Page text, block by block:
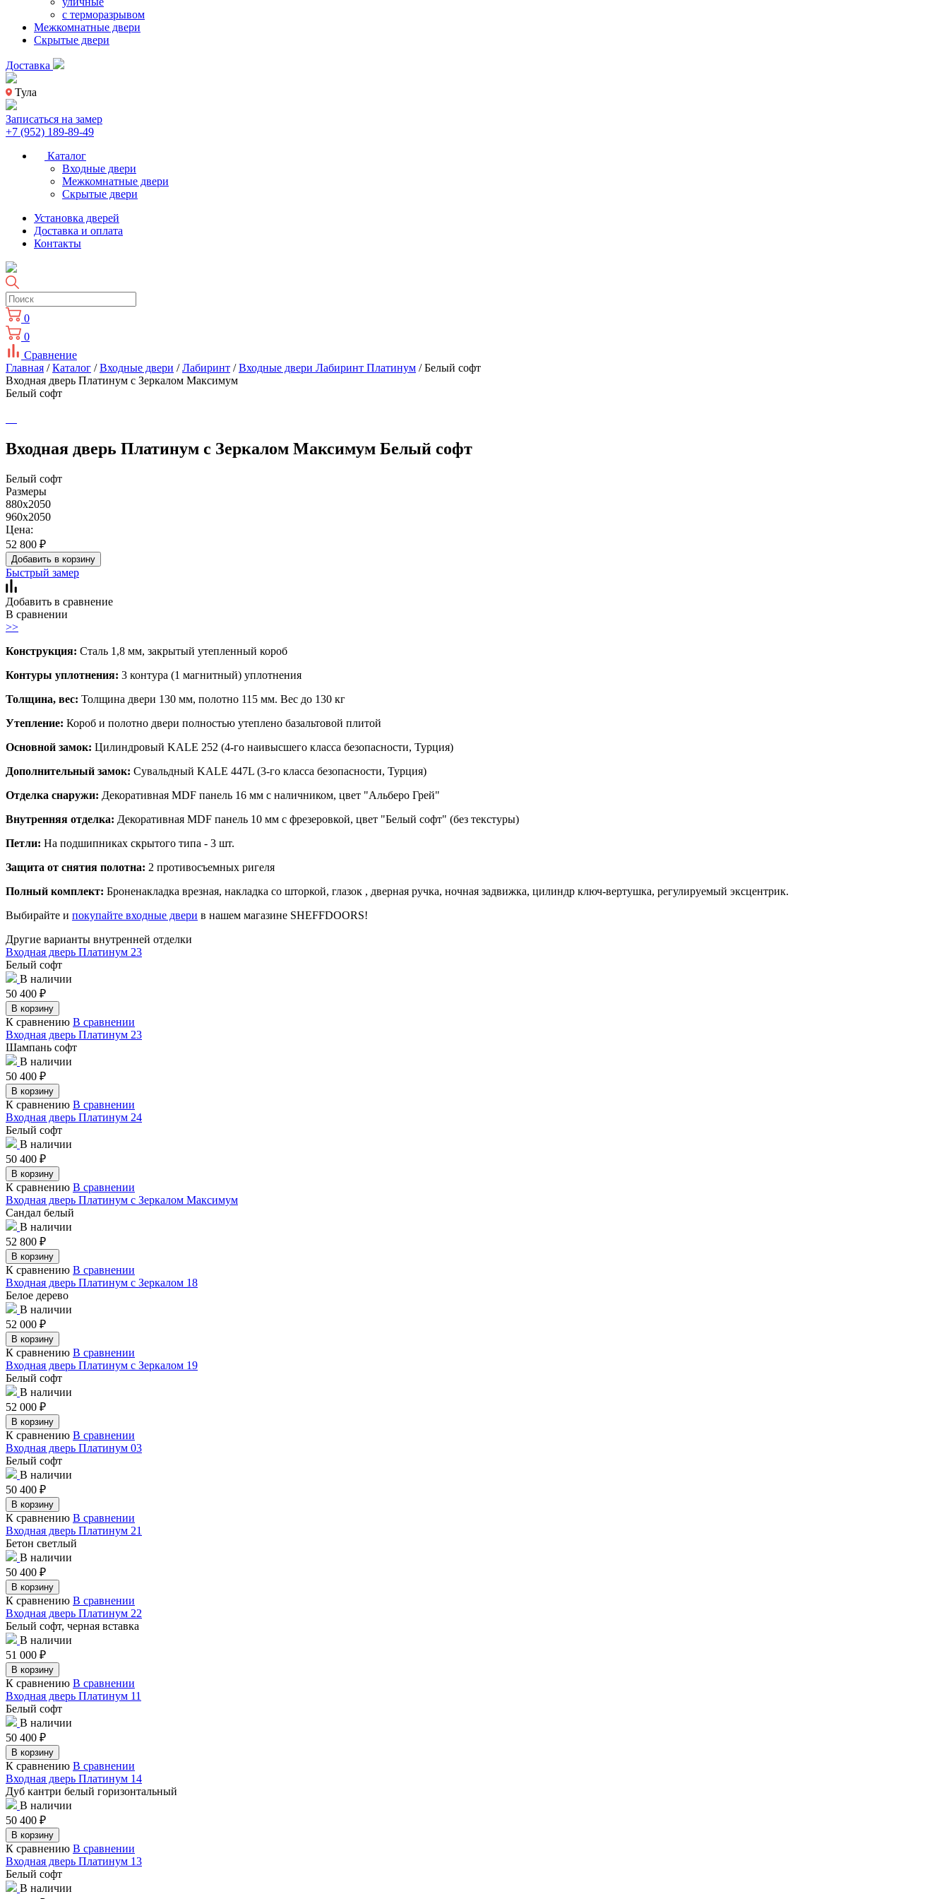
с терморазрывом
Межкомнатные двери
Скрытые двери
Доставка
Тула
Записаться на замер
+7 (952) 189-89-49
Каталог
Входные двери
Межкомнатные двери
Скрытые двери
Установка дверей
Доставка и оплата
Контакты
0
0
Сравнение
Главная /Каталог /Входные двери /Лабиринт /Входные двери Лабиринт Платинум / Белый софт
Входная дверь Платинум с Зеркалом Максимум
Белый софт
Входная дверь Платинум с Зеркалом Максимум Белый софт
Белый софт
Размеры
880x2050
960x2050
Цена:
52 800 ₽
Добавить в корзину
Быстрый замер
Добавить в сравнение
В сравнении
>>
Конструкция: Сталь 1,8 мм, закрытый утепленный короб
Контуры уплотнения: 3 контура (1 магнитный) уплотнения
Толщина, вес: Толщина двери 130 мм, полотно 115 мм. Вес до 130 кг
Утепление: Короб и полотно двери полностью утеплено базальтовой плитой
Основной замок: Цилиндровый KALE 252 (4-го наивысшего класса безопасности, Турция)
Дополнительный замок: Сувальдный KALE 447L (3-го класса безопасности, Турция)
Отделка снаружи: Декоративная MDF панель 16 мм с наличником, цвет "Альберо Грей"
Внутренняя отделка: Декоративная MDF панель 10 мм с фрезеровкой, цвет "Белый софт" (без текстуры)
Петли: На подшипниках скрытого типа - 3 шт.
Защита от снятия полотна: 2 противосъемных ригеля
Полный комплект: Броненакладка врезная, накладка со шторкой, глазок , дверная ручка, ночная задвижка, цилиндр ключ-вертушка, регулируемый эксцентрик.
Выбирайте и покупайте входные двери в нашем магазине SHEFFDOORS!
Другие варианты внутренней отделки
Входная дверь Платинум 23
Белый софт
В наличии
50 400 ₽
В корзину
К сравнению В сравнении
Входная дверь Платинум 23
Шампань софт
В наличии
50 400 ₽
В корзину
К сравнению В сравнении
Входная дверь Платинум 24
Белый софт
В наличии
50 400 ₽
В корзину
К сравнению В сравнении
Входная дверь Платинум с Зеркалом Максимум
Сандал белый
В наличии
52 800 ₽
В корзину
К сравнению В сравнении
Входная дверь Платинум с Зеркалом 18
Белое дерево
В наличии
52 000 ₽
В корзину
К сравнению В сравнении
Входная дверь Платинум с Зеркалом 19
Белый софт
В наличии
52 000 ₽
В корзину
К сравнению В сравнении
Входная дверь Платинум 03
Белый софт
В наличии
50 400 ₽
В корзину
К сравнению В сравнении
Входная дверь Платинум 21
Бетон светлый
В наличии
50 400 ₽
В корзину
К сравнению В сравнении
Входная дверь Платинум 22
Белый софт, черная вставка
В наличии
51 000 ₽
В корзину
К сравнению В сравнении
Входная дверь Платинум 11
Белый софт
В наличии
50 400 ₽
В корзину
К сравнению В сравнении
Входная дверь Платинум 14
Дуб кантри белый горизонтальный
В наличии
50 400 ₽
В корзину
К сравнению В сравнении
Входная дверь Платинум 13
Белый софт
В наличии